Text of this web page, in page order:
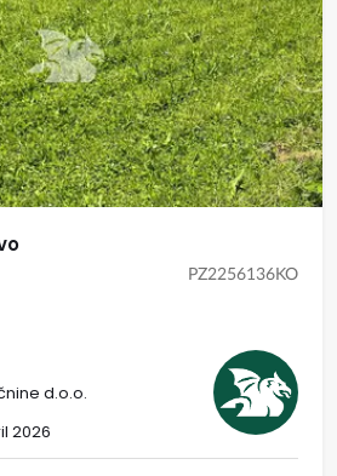
PZ2256136KO
d.o.o.
2026